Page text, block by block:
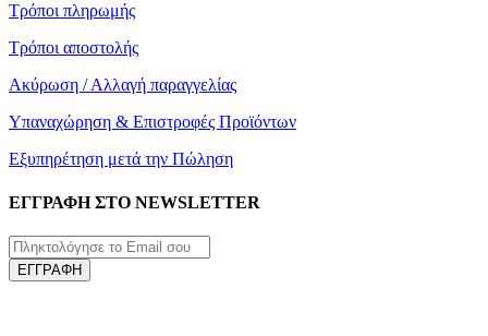
Τρόποι πληρωμής
Τρόποι αποστολής
Ακύρωση / Αλλαγή παραγγελίας
Υπαναχώρηση & Επιστροφές Προϊόντων
Εξυπηρέτηση μετά την Πώληση
ΕΓΓΡΑΦΗ ΣΤΟ NEWSLETTER
ΕΓΓΡΑΦΗ